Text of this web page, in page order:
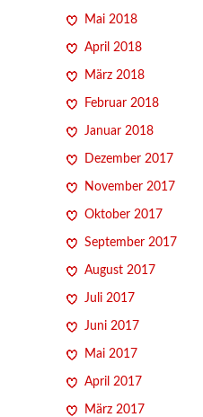
Mai 2018
April 2018
März 2018
Februar 2018
Januar 2018
Dezember 2017
November 2017
Oktober 2017
September 2017
August 2017
Juli 2017
Juni 2017
Mai 2017
April 2017
März 2017